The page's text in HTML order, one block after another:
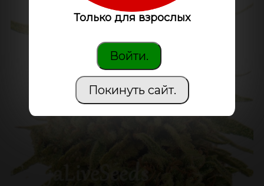
Только для взрослых
Войти.
Покинуть сайт.